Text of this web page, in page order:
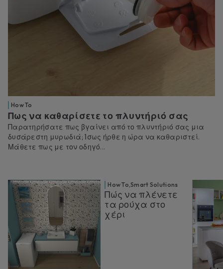
How To,Smart Solutions
Πώς να πλένετε
τα ρούχα στο
χέρι
How To
Πως να καθαρίσετε το πλυντήριό σας
Παρατηρήσατε πως βγαίνει από το πλυντήριό σας μια
δυσάρεστη μυρωδιά; Ίσως ήρθε η ώρα να καθαριστεί.
Μάθετε πως με τον οδηγό...